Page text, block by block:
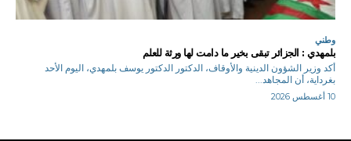
وطني
بلمهدي : الجزائر تبقى بخير ما دامت لها ورثة للعلم
أكد وزير الشؤون الدينية والأوقاف، الدكتور الدكتور يوسف بلمهدي، اليوم الأحد
بغرداية، أن المجاهد...
10 أغسطس 2026